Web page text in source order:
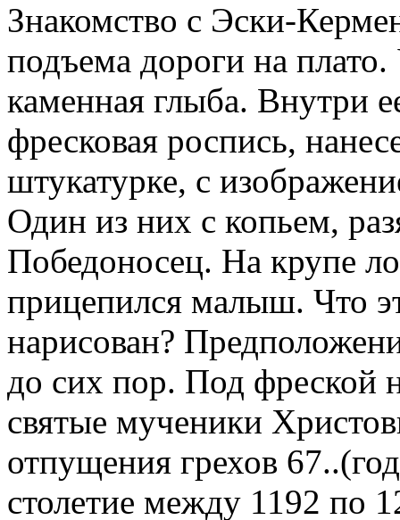
Знакомство с Эски-
подъема дороги на
каменная глыба. Внутри
фресковая роспись,
штукатурке, с
Один из них с копьем,
Победоносец. На крупе
прицепился малыш. Что
нарисован?
до сих пор. Под фреской
святые мученики
отпущения грехов
столетие между 1192 по